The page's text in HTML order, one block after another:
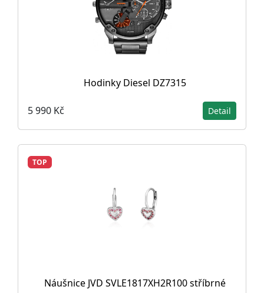
Hodinky Diesel DZ7315
5 990 Kč Detail
TOP
Náušnice JVD SVLE1817XH2R100 stříbrné